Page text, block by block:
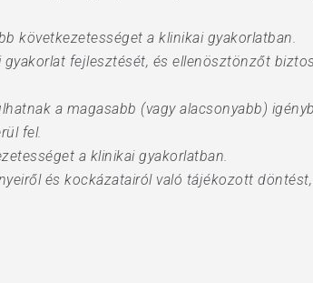
következetességet a klinikai gyakorlatban.
fejlesztését, és ellenösztönzőt
a magasabb (vagy alacsonyabb)
fel.
a klinikai gyakorlatban.
és kockázatairól való tájékozott